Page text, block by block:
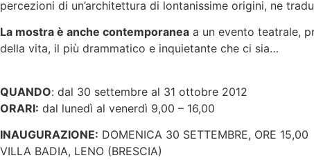
percezioni di un’architettura di lontanissime origini, ne
La mostra è anche contemporanea a un evento teatrale,
della vita, il più drammatico e inquietante che ci sia…
QUANDO: dal 30 settembre al 31 ottobre 2012
ORARI: dal lunedì al venerdì 9,00 – 16,00
INAUGURAZIONE: DOMENICA 30 SETTEMBRE, ORE 15,00
VILLA BADIA, LENO (BRESCIA)